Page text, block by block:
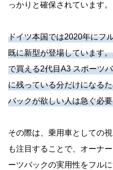
っかりと確保されています。
ドイツ本国では2020年にフ
既に新型が登場しています
で買える2代目A3 スポーツ
に残っている分だけになる
バックが欲しい人は急ぐ必
その際は、乗用車としての
も注目することで、オーナ
ーツバックの実用性をフル